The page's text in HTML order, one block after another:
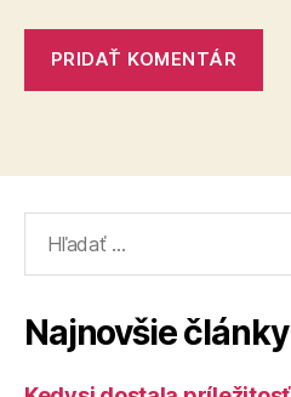
Najnovšie články